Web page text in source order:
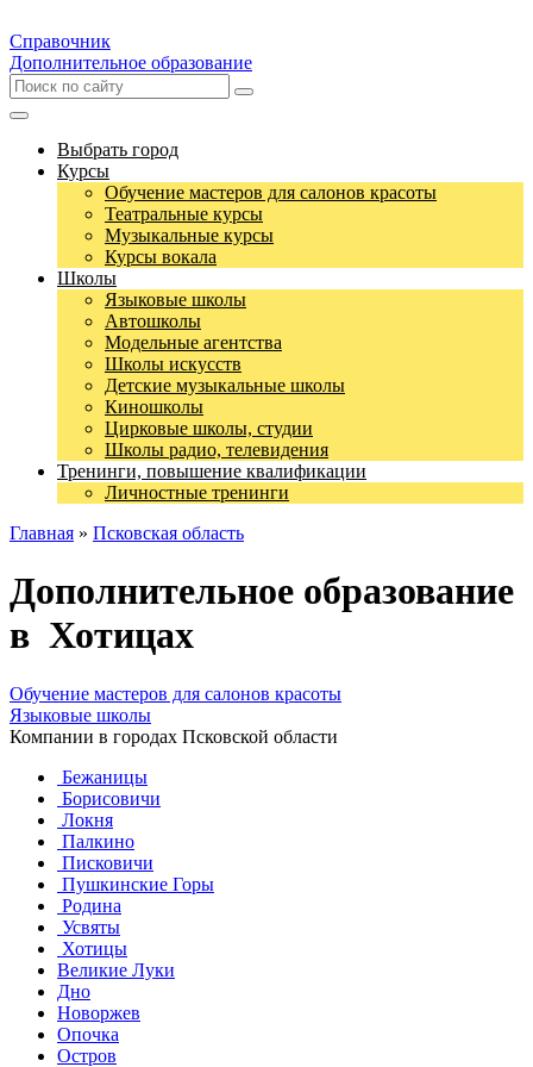
Справочник
Дополнительное образование
Выбрать город
Курсы
Обучение мастеров для салонов красоты
Театральные курсы
Музыкальные курсы
Курсы вокала
Школы
Языковые школы
Автошколы
Модельные агентства
Школы искусств
Детские музыкальные школы
Киношколы
Цирковые школы, студии
Школы радио, телевидения
Тренинги, повышение квалификации
Личностные тренинги
Главная » Псковская область
Дополнительное образование
в Хотицах
Обучение мастеров для салонов красоты
Языковые школы
Компании в городах Псковской области
Бежаницы
Борисовичи
Локня
Палкино
Писковичи
Пушкинские Горы
Родина
Усвяты
Хотицы
Великие Луки
Дно
Новоржев
Опочка
Остров